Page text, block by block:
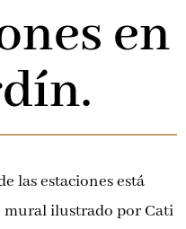
en
las estaciones está
mural ilustrado por Cati